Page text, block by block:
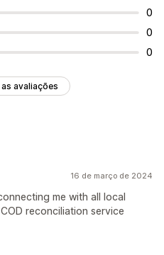
0
0
0
avaliações
16 de março de 2024
me with all local
reconciliation service